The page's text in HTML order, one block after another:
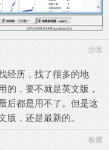
沙发
经历，找了很多的地
的，要不就是英文版，
后都是用不了。但是这
版，还是最新的。
板凳